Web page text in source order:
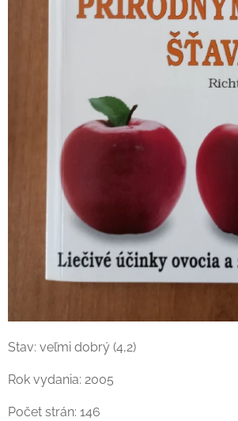
Stav: veľmi dobrý (4,2)
Rok vydania: 2005
Počet strán: 146